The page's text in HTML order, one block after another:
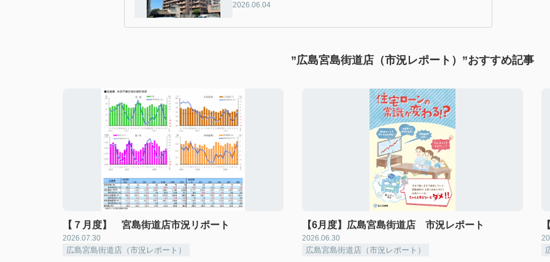
2026.06.04
”広島宮島街道店（市況レポート）”おすすめ記事
【７月度】 宮島街道店市況リポート
2026.07.30
広島宮島街道店（市況レポート）
【6月度】広島宮島街道店 市況レポート
2026.06.30
広島宮島街道店（市況レポート）